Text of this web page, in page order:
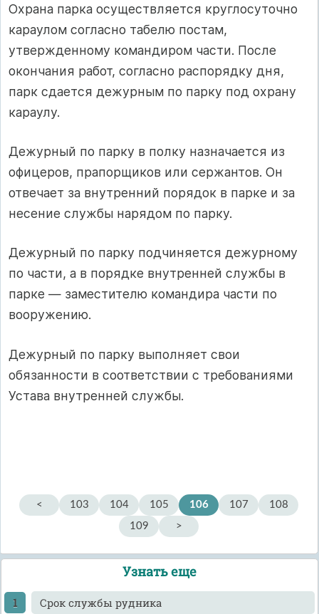
Охрана парка осуществляется круглосуточно
караулом соглас­но табелю постам,
утвержденному командиром части. После
окончания работ, согласно распорядку дня,
парк сдается дежурным по парку под охрану
караулу.
Дежурный по парку в полку назначается из
офицеров, прапорщиков или сержантов. Он
отвечает за внутренний порядок в парке и за
несение службы нарядом по парку.
Дежурный по парку подчиняется дежурному
по части, а в порядке внутренней службы в
парке — заместителю командира части по
вооружению.
Дежурный по парку выполняет свои
обязанности в соот­ветствии с требованиями
Устава внутренней службы.
< 103 104 105 106 107
108
109
>
Узнать еще
Cрок службы рудника